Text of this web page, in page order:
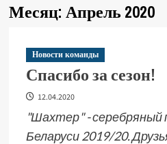
Месяц: Апрель 2020
Новости команды
Спасибо за сезон!
12.04.2020
"Шахтер" - серебряный
Беларуси 2019/20.